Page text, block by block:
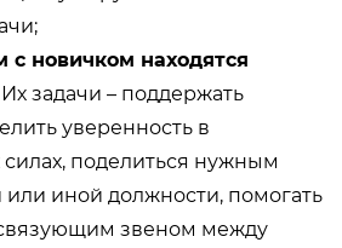
с новичком находятся
Их задачи – поддержать
уверенность в
поделиться нужным
иной должности, помогать
звеном между